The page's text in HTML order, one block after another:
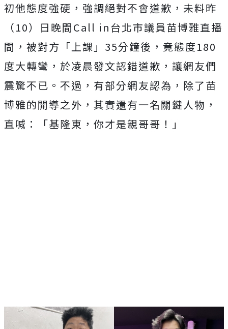
初他態度強硬，強調絕對不會道歉，未料昨
（10）日晚間Call in台北市議員苗博雅直播
間，被對方「上課」35分鐘後，竟態度180
度大轉彎，於凌晨發文認錯道歉，讓網友們
震驚不已。不過，有部分網友認為，除了苗
博雅的開導之外，其實還有一名關鍵人物，
直喊：「基隆東，你才是親哥哥！」